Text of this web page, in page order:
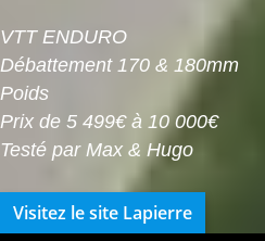
VTT ENDURO
Débattement 170 & 180mm
Poids
Prix de 5 499€ à 10 000€
Testé par Max & Hugo
Visitez le site Lapierre